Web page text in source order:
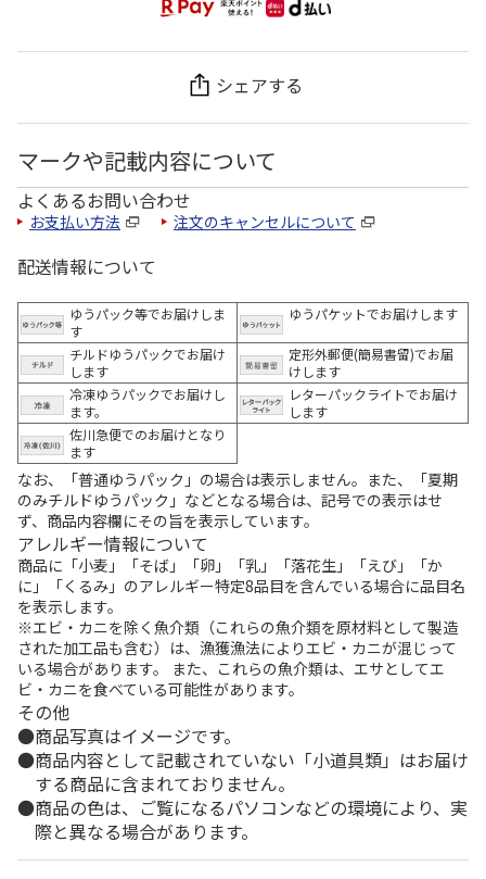
シェアする
マークや記載内容について
よくあるお問い合わせ
お支払い方法 注文のキャンセルについて
配送情報について
ゆうパック等でお届けしま
す
ゆうパケットでお届けします
チルドゆうパックでお届け
します
定形外郵便(簡易書留)でお届
けします
冷凍ゆうパックでお届けし
ます。
レターパックライトでお届け
します
佐川急便でのお届けとなり
ます
なお、「普通ゆうパック」の場合は表示しません。また、「夏期
のみチルドゆうパック」などとなる場合は、記号での表示はせ
ず、商品内容欄にその旨を表示しています。
アレルギー情報について
商品に「小麦」「そば」「卵」「乳」「落花生」「えび」「か
に」「くるみ」のアレルギー特定8品目を含んでいる場合に品目名
を表示します。
※エビ・カニを除く魚介類（これらの魚介類を原材料として製造
された加工品も含む）は、漁獲漁法によりエビ・カニが混じって
いる場合があります。 また、これらの魚介類は、エサとしてエ
ビ・カニを食べている可能性があります。
その他
商品写真はイメージです。
商品内容として記載されていない「小道具類」はお届け
する商品に含まれておりません。
商品の色は、ご覧になるパソコンなどの環境により、実
際と異なる場合があります。